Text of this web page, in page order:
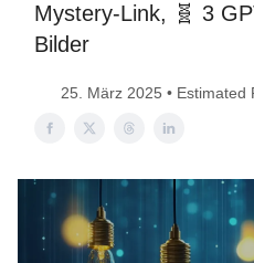
Mystery-Link, 🧬 3
Bilder
25. März 2025 •